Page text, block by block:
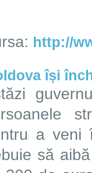
http://
își
a
să